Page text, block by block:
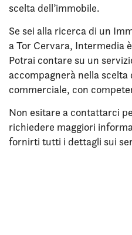
scelta dell’immobile.
Se sei alla ricerca di un
a Tor Cervara, Intermedia
Potrai contare su un
accompagnerà nella scelta
commerciale, con
Non esitare a contattarci
richiedere maggiori
fornirti tutti i dettagli sui